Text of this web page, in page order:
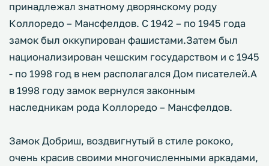
принадлежал знатному дворянскому роду
Коллоредо – Мансфелдов. С 1942 – по 1945 года
замок был оккупирован фашистами.Затем был
национализирован чешским государством и с 1945
- по 1998 год в нем располагался Дом писателей.А
в 1998 году замок вернулся законным
наследникам рода Коллоредо – Мансфелдов.
Замок Добриш, воздвигнутый в стиле рококо,
очень красив своими многочисленными аркадами,